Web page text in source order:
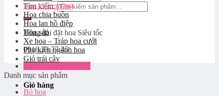
Tìm kiếm:
Tổng đài đặt hoa Siêu tốc
0916.33.77.45
Giỏ hàng
Hoa chúc mừng
Hoa chia buồn
Hoa lan hồ điệp
Hoa sáp
Xe hoa – Tráp hoa cưới
Phụ kiện ngành hoa
Giỏ trái cây
Danh mục sản phẩm
Bó hoa